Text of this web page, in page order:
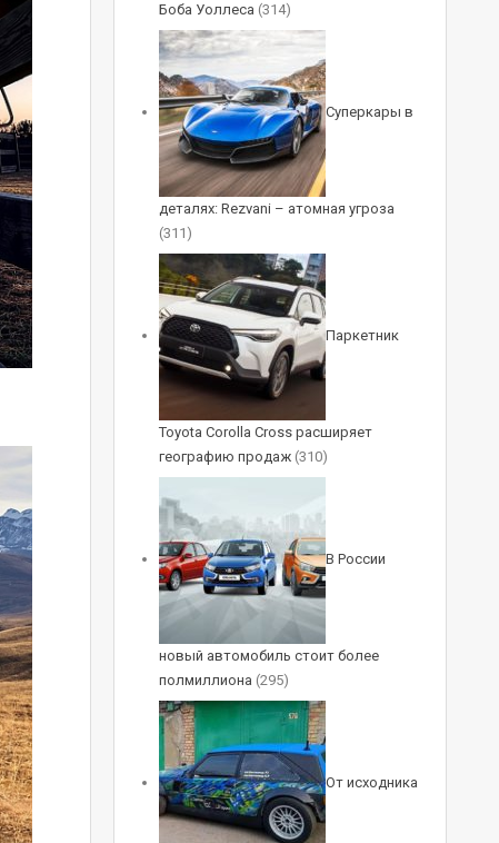
Боба Уоллеса (314)
Суперкары в
деталях: Rezvani – атомная угроза
(311)
Паркетник
Toyota Corolla Cross расширяет
географию продаж (310)
В России
новый автомобиль стоит более
полмиллиона (295)
От исходника